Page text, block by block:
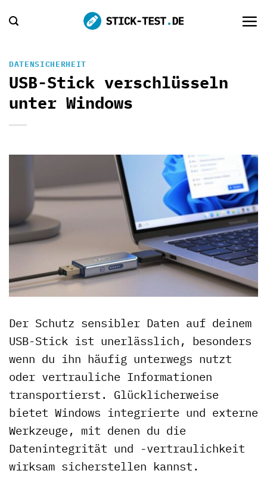
Inhalt
DATENSICHERHEIT
USB-Stick verschlüsseln
unter Windows
Der Schutz sensibler Daten auf deinem
USB-Stick ist unerlässlich, besonders
wenn du ihn häufig unterwegs nutzt
oder vertrauliche Informationen
transportierst. Glücklicherweise
bietet Windows integrierte und externe
Werkzeuge, mit denen du die
Datenintegrität und -vertraulichkeit
wirksam sicherstellen kannst.